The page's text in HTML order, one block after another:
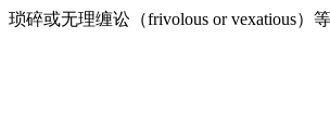
琐碎或无理缠讼（frivolous or vexatious）等